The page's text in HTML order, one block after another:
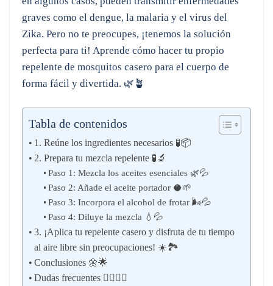
graves como el dengue, la malaria y el virus del
Zika. Pero no te preocupes, ¡tenemos la solución
perfecta para ti! Aprende cómo hacer tu propio
repelente de mosquitos casero para el cuerpo de
forma fácil y divertida. 🌿🪴
Tabla de contenidos
1. Reúne los ingredientes necesarios 🧪📦
2. Prepara tu mezcla repelente 🧪🔬
Paso 1: Mezcla los aceites esenciales 🌿💦
Paso 2: Añade el aceite portador 🥥🌱
Paso 3: Incorpora el alcohol de frotar 🌬️💦
Paso 4: Diluye la mezcla 💧💦
3. ¡Aplica tu repelente casero y disfruta de tu tiempo
al aire libre sin preocupaciones! ☀️🏞️
Conclusiones 🌼🌟
Dudas frecuentes 🙋‍♀️🙋‍♂️